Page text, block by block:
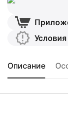
Условия
Описание